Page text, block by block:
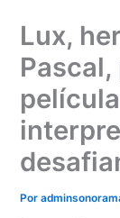
contenido
Lux,
película
Por